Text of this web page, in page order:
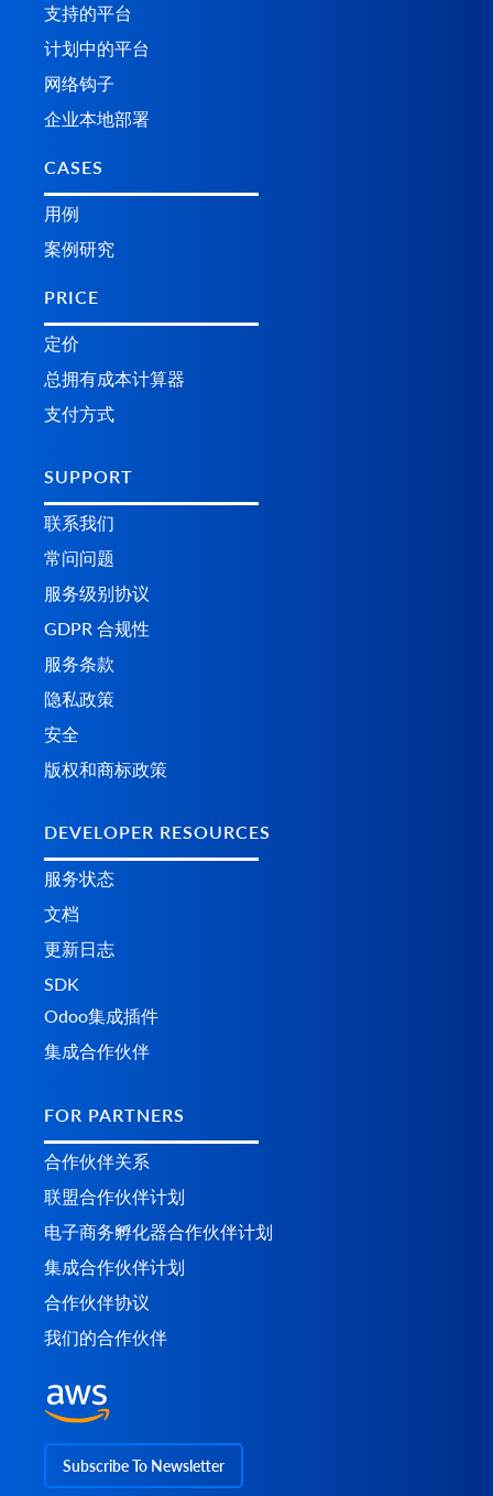
支持的平台
计划中的平台
网络钩子
企业本地部署
CASES
用例
案例研究
PRICE
定价
总拥有成本计算器
支付方式
SUPPORT
联系我们
常问问题
服务级别协议
GDPR 合规性
服务条款
隐私政策
安全
版权和商标政策
DEVELOPER RESOURCES
服务状态
文档
更新日志
SDK
Odoo集成插件
集成合作伙伴
FOR PARTNERS
合作伙伴关系
联盟合作伙伴计划
电子商务孵化器合作伙伴计划
集成合作伙伴计划
合作伙伴协议
我们的合作伙伴
Subscribe To Newsletter